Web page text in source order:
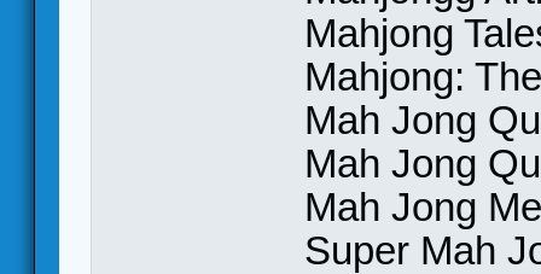
Mahjong
Mahjong:
Mah Jong
Mah Jong
Mah Jong
Super Mah